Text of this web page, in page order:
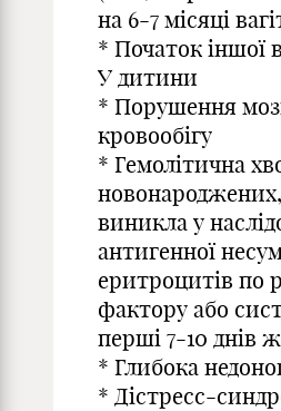
на 6-7 місяці
* Початок іншої
У дитини
* Порушення
кровообігу
* Гемолітична
виникла у
антигенної
еритроцитів по
фактору або
перші 7-10 днів
* Глибока
* Дістресс-